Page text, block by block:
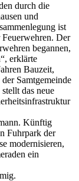
durch die
und
ist
Der
begannen,
erklärte
Bauzeit,
Samtgemeinde
das neue
Künftig
Fuhrpark der
modernisieren,
ein